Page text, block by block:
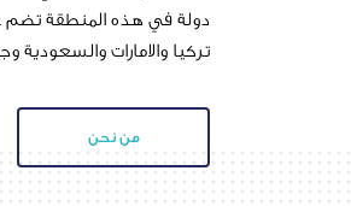
دولة في هذه المنطقة تضم
تركيا والامارات والسعودية
من نحن